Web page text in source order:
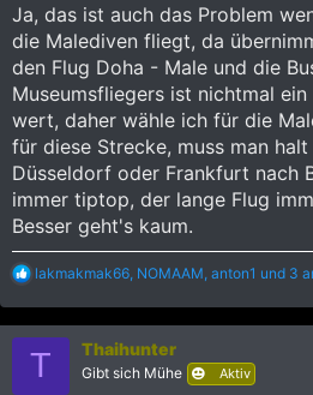
Ja, das ist auch das Problem
die Malediven fliegt, da
den Flug Doha - Male und die
Museumsfliegers ist nichtmal
wert, daher wähle ich für die
für diese Strecke, muss man
Düsseldorf oder Frankfurt nach
immer tiptop, der lange Flug
Besser geht's kaum.
R
a
k
lakmakmak66 NOMAAM anton1 und 3
T Thaihunter
Gibt sich Mühe Aktiv